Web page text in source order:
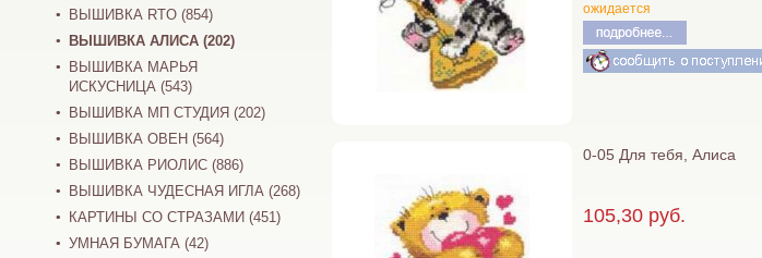
ожидается
0-05 Для тебя, Алиса
105,30 руб.
ВЫШИВКА RTO (854)
ВЫШИВКА АЛИСА (202)
ВЫШИВКА МАРЬЯ
ИСКУСНИЦА (543)
ВЫШИВКА МП СТУДИЯ (202)
ВЫШИВКА ОВЕН (564)
ВЫШИВКА РИОЛИС (886)
ВЫШИВКА ЧУДЕСНАЯ ИГЛА (268)
КАРТИНЫ СО СТРАЗАМИ (451)
УМНАЯ БУМАГА (42)